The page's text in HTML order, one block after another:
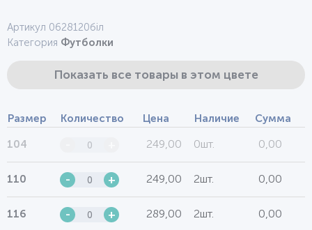
Артикул 0628120біл
Категория Футболки
Показать все товары в этом цвете
Размер Количество Цена Наличие Сумма
104 249,00 0шт. 0,00
110 - + 249,00 2шт. 0,00
116 - + 289,00 2шт. 0,00